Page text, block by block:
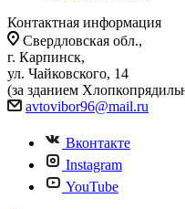
Контактная информация
Свердловская обл.,
г. Карпинск,
ул. Чайковского, 14
(за зданием
avtovibor96@mail.ru
Вконтакте
Instagram
YouTube